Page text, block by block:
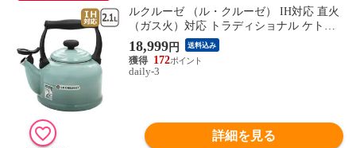
ルクルーゼ （ル・クルーゼ） IH対応 直火
（ガス火）対応 トラディショナル ケトル
シーソルト Sea Salt 2.1L Le Creuset【北海
道・沖縄は990円加算】lec525ssl
18,999円 送料込み
172
daily-3
詳細を見る